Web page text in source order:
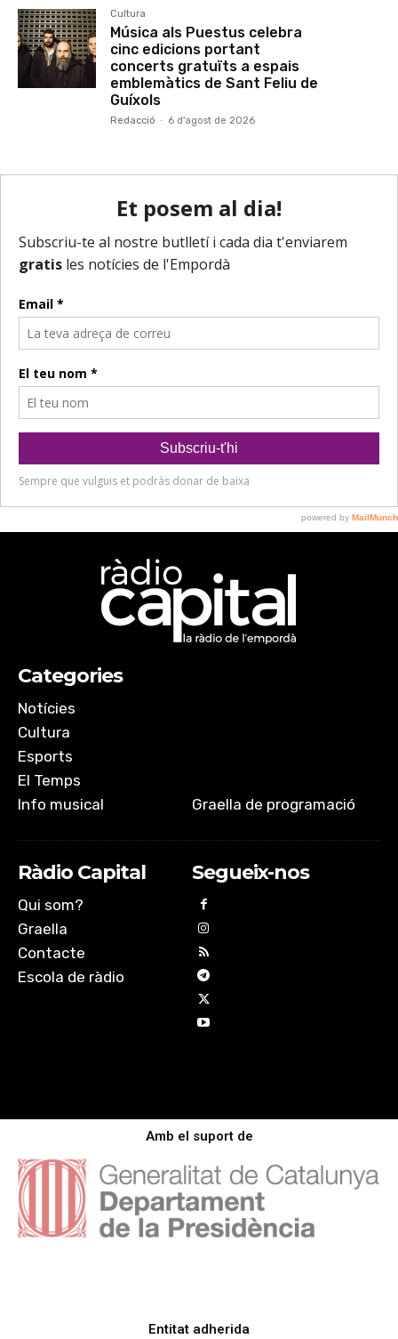
Cultura
Música als Puestus celebra
cinc edicions portant
concerts gratuïts a espais
emblemàtics de Sant Feliu de
Guíxols
Redacció - 6 d'agost de 2026
Categories
Notícies
Cultura
Esports
El Temps
Info musical
Graella de programació
Ràdio Capital
Qui som?
Graella
Contacte
Escola de ràdio
Segueix-nos
Amb el suport de
Entitat adherida